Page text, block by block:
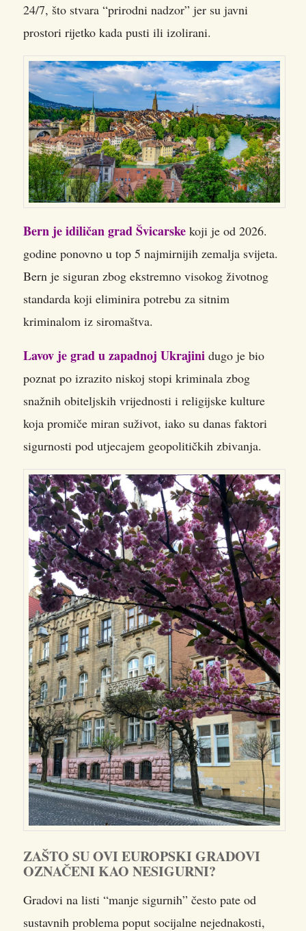
24/7, što stvara “prirodni nadzor” jer su javni
prostori rijetko kada pusti ili izolirani.
Bern je idiličan grad Švicarske koji je od 2026.
godine ponovno u top 5 najmirnijih zemalja svijeta.
Bern je siguran zbog ekstremno visokog životnog
standarda koji eliminira potrebu za sitnim
kriminalom iz siromaštva.
Lavov je grad u zapadnoj Ukrajini dugo je bio
poznat po izrazito niskoj stopi kriminala zbog
snažnih obiteljskih vrijednosti i religijske kulture
koja promiče miran suživot, iako su danas faktori
sigurnosti pod utjecajem geopolitičkih zbivanja.
ZAŠTO SU OVI EUROPSKI GRADOVI
OZNAČENI KAO NESIGURNI?
Gradovi na listi “manje sigurnih” često pate od
sustavnih problema poput socijalne nejednakosti,